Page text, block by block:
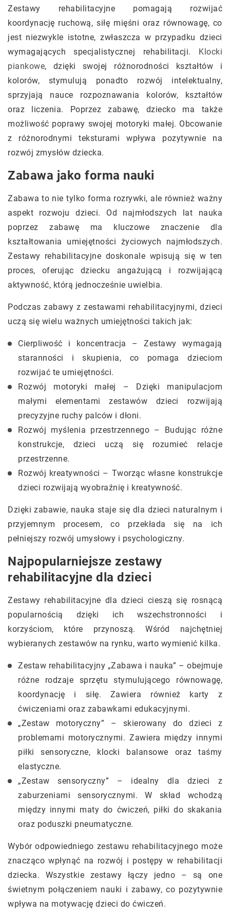
Zestawy rehabilitacyjne pomagają rozwijać
koordynację ruchową, siłę mięśni oraz równowagę, co
jest niezwykle istotne, zwłaszcza w przypadku dzieci
wymagających specjalistycznej rehabilitacji.
Klocki
piankowe, dzięki swojej różnorodności kształtów i
kolorów, stymulują ponadto rozwój intelektualny,
sprzyjają nauce rozpoznawania kolorów, kształtów
oraz liczenia. Poprzez zabawę, dziecko ma także
możliwość poprawy swojej motoryki małej. Obcowanie
z różnorodnymi teksturami wpływa pozytywnie na
rozwój zmysłów dziecka.
Zabawa jako forma nauki
Zabawa to nie tylko forma rozrywki, ale również ważny
aspekt rozwoju dzieci. Od najmłodszych lat nauka
poprzez zabawę ma kluczowe znaczenie dla
kształtowania umiejętności życiowych najmłodszych.
Zestawy rehabilitacyjne doskonale wpisują się w ten
proces, oferując dziecku angażującą i rozwijającą
aktywność, którą jednocześnie uwielbia.
Podczas zabawy z zestawami rehabilitacyjnymi, dzieci
uczą się wielu ważnych umiejętności takich jak:
Cierpliwość i koncentracja – Zestawy wymagają
staranności i skupienia, co pomaga dzieciom
rozwijać te umiejętności.
Rozwój motoryki małej – Dzięki manipulacjom
małymi elementami zestawów dzieci rozwijają
precyzyjne ruchy palców i dłoni.
Rozwój myślenia przestrzennego – Budując różne
konstrukcje, dzieci uczą się rozumieć relacje
przestrzenne.
Rozwój kreatywności – Tworząc własne konstrukcje
dzieci rozwijają wyobraźnię i kreatywność.
Dzięki zabawie, nauka staje się dla dzieci naturalnym i
przyjemnym procesem, co przekłada się na ich
pełniejszy rozwój umysłowy i psychologiczny.
Najpopularniejsze zestawy
rehabilitacyjne dla dzieci
Zestawy rehabilitacyjne dla dzieci cieszą się rosnącą
popularnością dzięki ich wszechstronności i
korzyściom, które przynoszą. Wśród najchętniej
wybieranych zestawów na rynku, warto wymienić kilka.
Zestaw rehabilitacyjny „Zabawa i nauka” – obejmuje
różne rodzaje sprzętu stymulującego równowagę,
koordynację i siłę. Zawiera również karty z
ćwiczeniami oraz zabawkami edukacyjnymi.
„Zestaw motoryczny” – skierowany do dzieci z
problemami motorycznymi. Zawiera między innymi
piłki sensoryczne, klocki balansowe oraz taśmy
elastyczne.
„Zestaw sensoryczny” – idealny dla dzieci z
zaburzeniami sensorycznymi. W skład wchodzą
między innymi maty do ćwiczeń, piłki do skakania
oraz poduszki pneumatyczne.
Wybór odpowiedniego zestawu rehabilitacyjnego może
znacząco wpłynąć na rozwój i postępy w rehabilitacji
dziecka. Wszystkie zestawy łączy jedno – są one
świetnym połączeniem nauki i zabawy, co pozytywnie
wpływa na motywację dzieci do ćwiczeń.